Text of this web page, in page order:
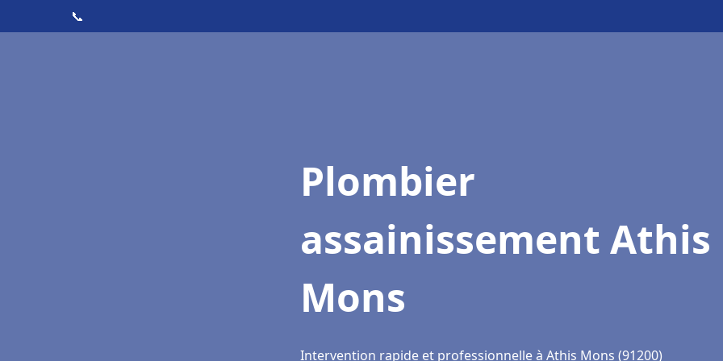
📞
Plombier
assainissement Athis
Mons
Intervention rapide et professionnelle à Athis Mons (91200)